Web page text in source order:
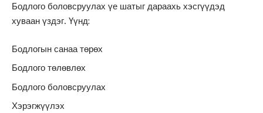
Бодлого боловсруулах үе шатыг дараахь хэсгүүдэд
хуваан үздэг. Үүнд:
Бодлогын санаа төрөх
Бодлого төлөвлөх
Бодлого боловсруулах
Хэрэгжүүлэх